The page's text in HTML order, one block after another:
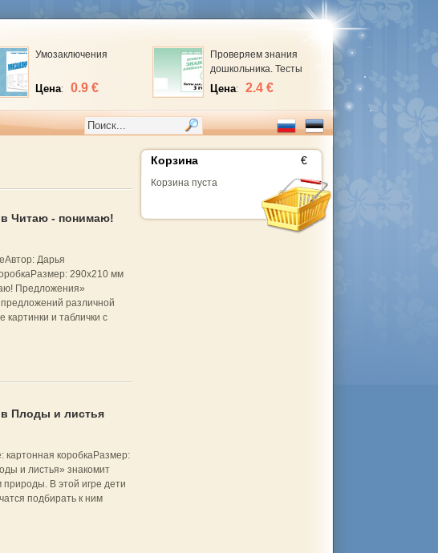
Умозаключения
Цена: 0.9 €
Проверяем знания
дошкольника. Тесты
для 3 лет, Внимание,
мелкая моторика,
Цена: 2.4 €
Читаю - понимаю!
Дарья
290x210 мм
Предложения»
различной
и таблички с
Плоды и листья
коробкаРазмер:
и листья» знакомит
В этой игре дети
подбирать к ним
Корзина €
Корзина пуста